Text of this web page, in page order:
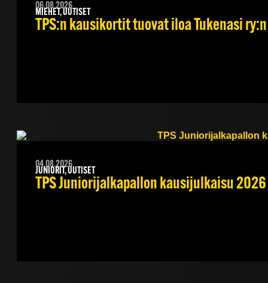
06.08.2026
MIEHET, UUTISET
TPS:n kausikortit tuovat iloa Tukenasi
04.08.2026
JUNIORIT, UUTISET
TPS Juniorijalkapallon kausijulkaisu